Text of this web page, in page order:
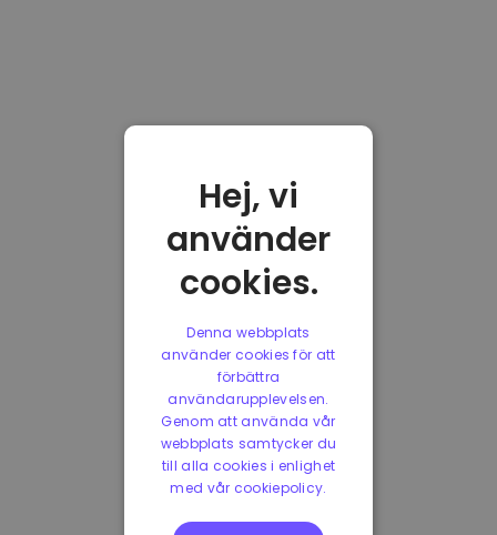
Hej, vi
använder
cookies.
Denna webbplats
använder cookies för att
förbättra
användarupplevelsen.
Genom att använda vår
webbplats samtycker du
till alla cookies i enlighet
med vår cookiepolicy.